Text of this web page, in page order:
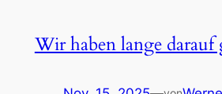
Wir haben lange